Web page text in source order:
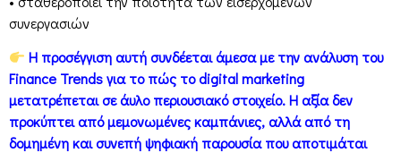
συνεργασιών
Η προσέγγιση αυτή συνδέεται άμεσα με την ανάλυση του
Finance Trends για το πώς το digital marketing
μετατρέπεται σε άυλο περιουσιακό στοιχείο. Η αξία δεν
προκύπτει από μεμονωμένες καμπάνιες, αλλά από τη
δομημένη και συνεπή ψηφιακή παρουσία που αποτιμάται